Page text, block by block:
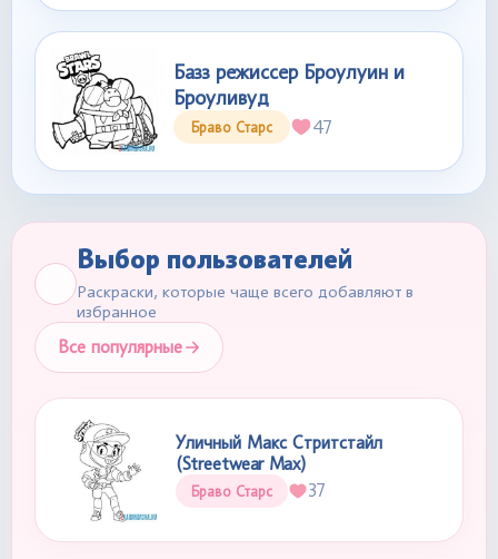
Базз режиссер Броулуин и
Броуливуд
Браво Старс 47
Выбор пользователей
Раскраски, которые чаще всего добавляют в
избранное
Все популярные
Уличный Макс Стритстайл
(Streetwear Max)
Браво Старс 37